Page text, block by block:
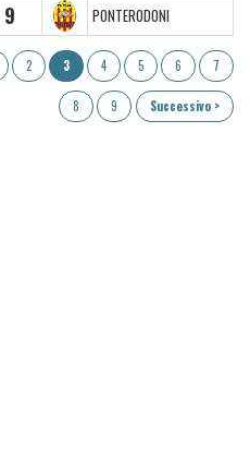
9 PONTERODONI
2 3 4 5 6 7
8 9 Successivo >